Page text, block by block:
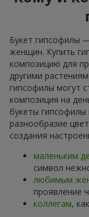
Букет гипсофилы
женщин. Купить
композицию для
другими
гипсофилы могут
композиция на
букеты
разнообразие
создания
маленьким
символ
любимым
проявление
коллегам,